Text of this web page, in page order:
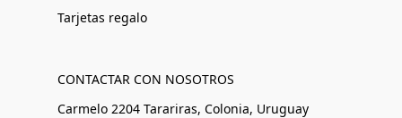
Tarjetas regalo
CONTACTAR CON NOSOTROS
Carmelo 2204 Tarariras, Colonia, Uruguay